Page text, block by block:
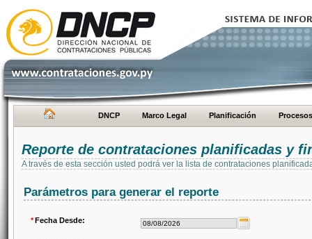
DNCP Marco Legal Planificación Procesos
Reporte de contrataciones planificadas y
A través de esta sección usted podrá ver la lista de contrataciones
Parámetros para generar el reporte
*Fecha Desde: